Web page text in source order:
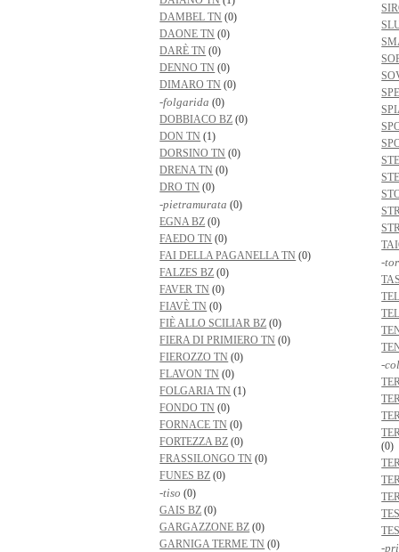
DAMBEL TN (0)
DAONE TN (0)
DARÈ TN (0)
DENNO TN (0)
DIMARO TN (0)
-folgarida (0)
DOBBIACO BZ (0)
DON TN (1)
DORSINO TN (0)
DRENA TN (0)
DRO TN (0)
-pietramurata (0)
EGNA BZ (0)
FAEDO TN (0)
FAI DELLA PAGANELLA TN (0)
FALZES BZ (0)
FAVER TN (0)
FIAVÈ TN (0)
FIÈ ALLO SCILIAR BZ (0)
FIERA DI PRIMIERO TN (0)
FIEROZZO TN (0)
FLAVON TN (0)
FOLGARIA TN (1)
FONDO TN (0)
FORNACE TN (0)
FORTEZZA BZ (0)
FRASSILONGO TN (0)
FUNES BZ (0)
-tiso (0)
GAIS BZ (0)
GARGAZZONE BZ (0)
GARNIGA TERME TN (0)
-
-
(0)
-